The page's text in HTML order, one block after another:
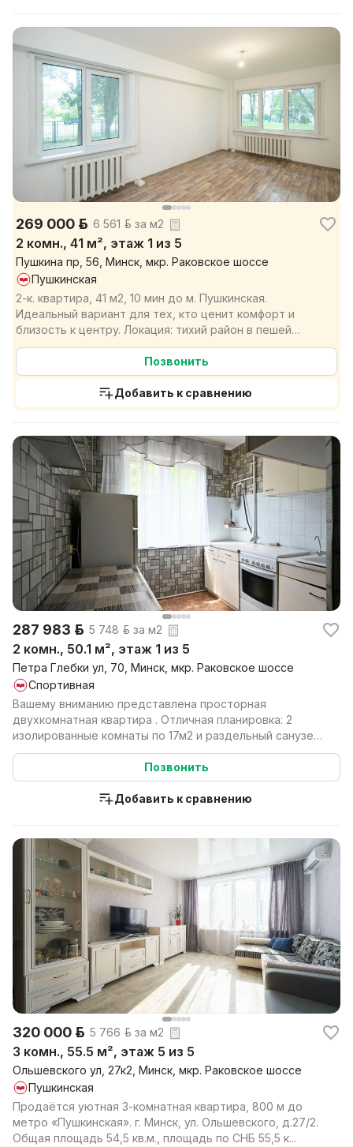
269 000 р. 6 561 р. за м2
2 комн., 41 м², этаж 1 из 5
Пушкина пр, 56, Минск, мкр. Раковское шоссе
Пушкинская
2-к. квартира, 41 м2, 10 мин до м. Пушкинская.
Идеальный вариант для тех, кто ценит комфорт и
близость к центру. Локация: тихий район в пешей
доступно...
Позвонить
Добавить к сравнению
287 983 р. 5 748 р. за м2
2 комн., 50.1 м², этаж 1 из 5
Петра Глебки ул, 70, Минск, мкр. Раковское шоссе
Спортивная
Вашему вниманию представлена просторная
двухкомнатная квартира . Отличная планировка: 2
изолированные комнаты по 17м2 и раздельный санузел.
Дом расп...
Позвонить
Добавить к сравнению
320 000 р. 5 766 р. за м2
3 комн., 55.5 м², этаж 5 из 5
Ольшевского ул, 27к2, Минск, мкр. Раковское шоссе
Пушкинская
Продаётся уютная 3-комнатная квартира, 800 м до
метро «Пушкинская». г. Минск, ул. Ольшевского, д.27/2.
Общая площадь 54,5 кв.м., площадь по СНБ 55,5 к...